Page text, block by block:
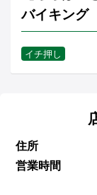
バイキング
イチ押し
住所
営業時間